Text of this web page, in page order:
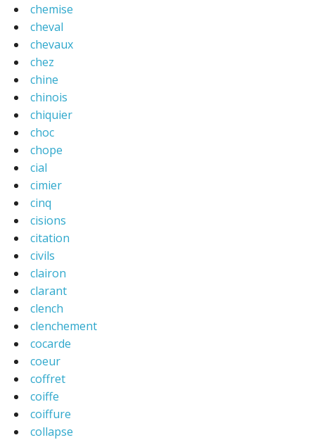
chemise
cheval
chevaux
chez
chine
chinois
chiquier
choc
chope
cial
cimier
cinq
cisions
citation
civils
clairon
clarant
clench
clenchement
cocarde
coeur
coffret
coiffe
coiffure
collapse